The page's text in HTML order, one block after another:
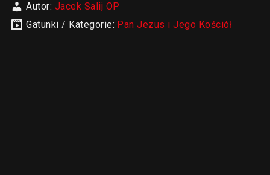
Autor: Jacek Salij OP
Gatunki / Kategorie: Pan Jezus i Jego Kościół